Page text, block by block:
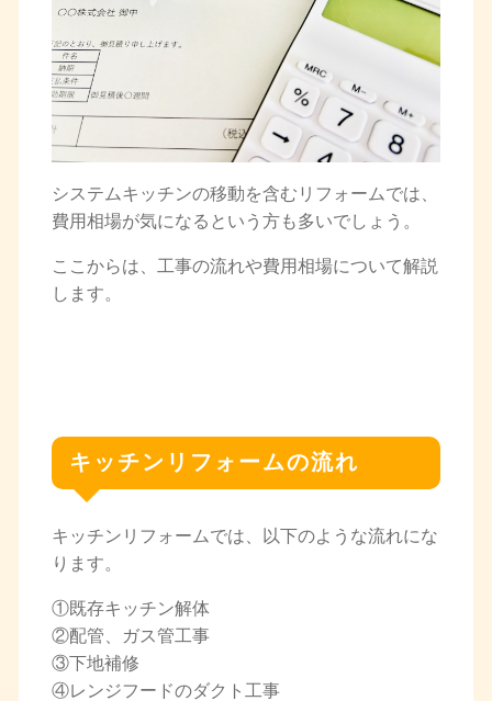
システムキッチンの移動を含むリフォームでは、
費用相場が気になるという方も多いでしょう。
ここからは、工事の流れや費用相場について解説
します。
キッチンリフォームの流れ
キッチンリフォームでは、以下のような流れにな
ります。
①既存キッチン解体
②配管、ガス管工事
③下地補修
④レンジフードのダクト工事